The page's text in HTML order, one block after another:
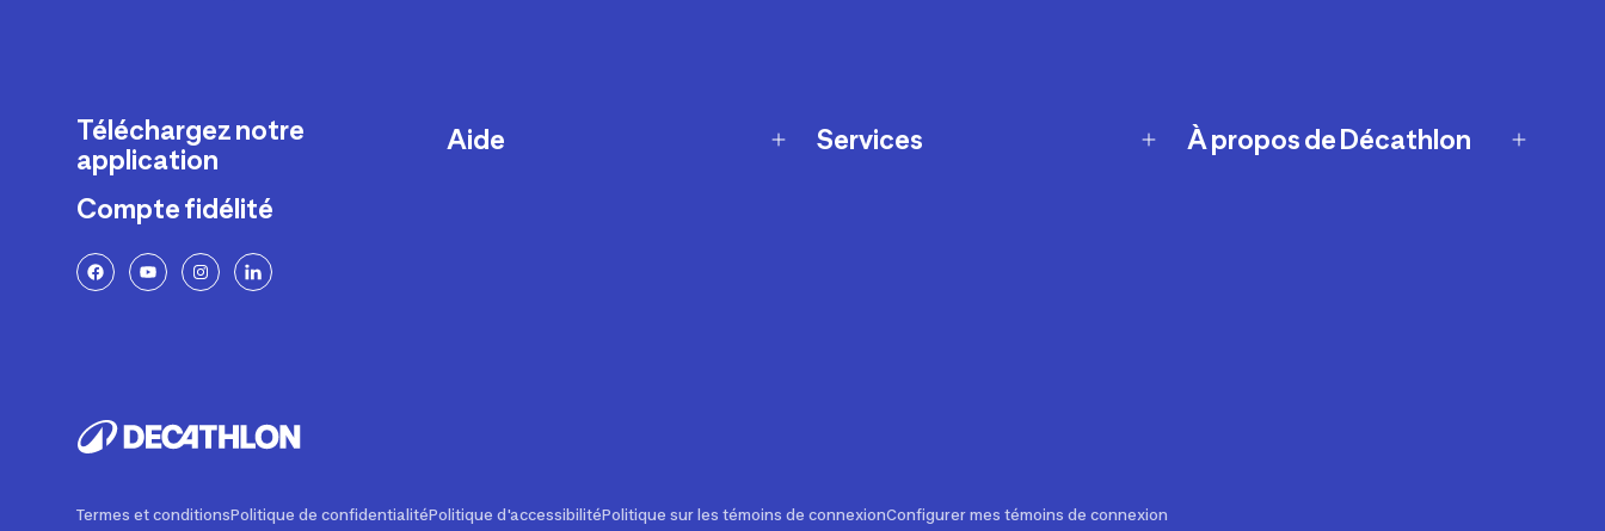
Téléchargez notre
application
Compte fidélité
Aide Services À propos de Décathlon
Termes et conditionsPolitique de confidentialitéPolitique d'accessibilitéPolitique sur les témoins de connexionConfigurer mes témoins de connexion